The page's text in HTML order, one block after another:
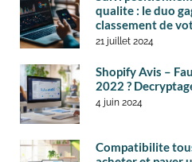
qualite : le duo
classement de
21 juillet 2024
Shopify Avis –
2022 ?
4 juin 2024
Compatibilite